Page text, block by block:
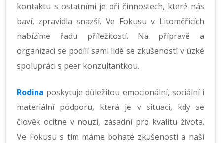
kontaktu s ostatními je při činnostech, které nás
baví, zpravidla snazší. Ve Fokusu v Litoměřicích
nabízíme řadu příležitostí. Na přípravě a
organizaci se podílí sami lidé se zkušeností v úzké
spolupráci s peer konzultantkou.
Rodina poskytuje důležitou emocionální, sociální i
materiální podporu, která je v situaci, kdy se
člověk ocitne v nouzi, zásadní pro kvalitu života.
Ve Fokusu s tím máme bohaté zkušenosti a naši